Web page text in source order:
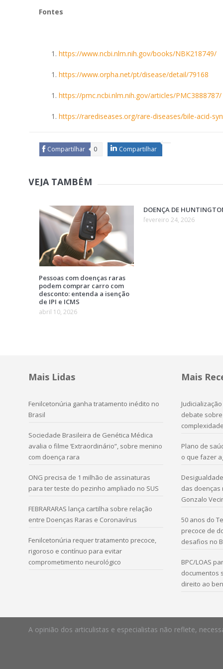
Fontes
https://www.ncbi.nlm.nih.gov/books/NBK218749/
https://www.orpha.net/pt/disease/detail/79168
https://pmc.ncbi.nlm.nih.gov/articles/PMC3888787/
https://rarediseases.org/rare-diseases/bile-acid-
Compartilhar 0 Compartilhar
VEJA TAMBÉM
Pessoas com doenças raras
podem comprar carro com
desconto: entenda a isenção
de IPI e ICMS
abril 10, 2026
DOENÇA DE
fevereiro 24, 2026
Mais Lidas
Fenilcetonúria ganha tratamento inédito no
Brasil
Sociedade Brasileira de Genética Médica
avalia o filme ‘Extraordinário”, sobre menino
com doença rara
ONG precisa de 1 milhão de assinaturas
para ter teste do pezinho ampliado no SUS
FEBRARARAS lança cartilha sobre relação
entre Doenças Raras e Coronavírus
Fenilcetonúria requer tratamento precoce,
rigoroso e contínuo para evitar
comprometimento neurológico
Mais
debate
Plano de
o que fazer
das doenças
Gonzalo
50 anos do
precoce de
desafios no
BPC/LOAS
documentos
direito ao
A opinião dos articulistas e especialistas não reflete,